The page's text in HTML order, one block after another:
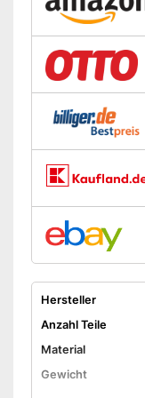
Hersteller
Anzahl Teile
Material
Gewicht